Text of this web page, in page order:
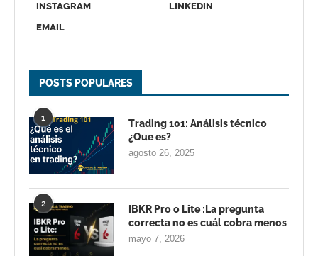
INSTAGRAM
LINKEDIN
EMAIL
POSTS POPULARES
1
Trading 101: Análisis técnico
¿Que es?
agosto 26, 2025
2
IBKR Pro o Lite :La pregunta
correcta no es cuál cobra menos
mayo 7, 2026